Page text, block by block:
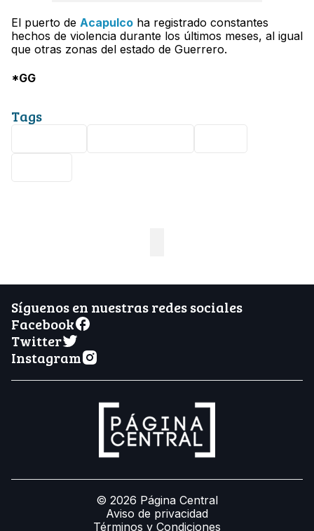
El puerto de Acapulco ha registrado constantes
hechos de violencia durante los últimos meses, al igual
que otras zonas del estado de Guerrero.
*GG
Tags
Síguenos en nuestras redes sociales
Facebook
Twitter
Instagram
© 2026 Página Central
Aviso de privacidad
Términos y Condiciones